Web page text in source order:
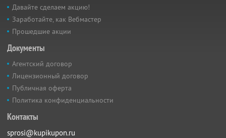
Давайте сделаем акцию!
Заработайте, как Вебмастер
Прошедшие акции
Документы
Агентский договор
Лицензионный договор
Публичная оферта
Политика конфиденциальности
Контакты
sprosi@kupikupon.ru